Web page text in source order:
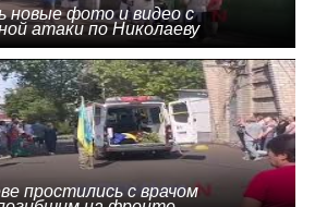
новые фото и видео с
атаки по Николаеву
простились с врачом